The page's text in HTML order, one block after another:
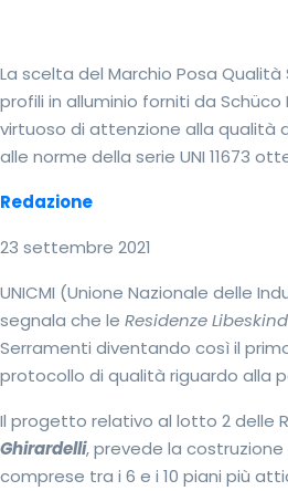
La scelta del Marchio Posa
profili in alluminio forniti da
virtuoso di attenzione alla qualità
alle norme della serie UNI 11673
Redazione
23 settembre 2021
UNICMI (Unione Nazionale delle
segnala che le Residenze
Serramenti diventando così il
protocollo di qualità riguardo alla
Il progetto relativo al lotto 2 delle
Ghirardelli, prevede la
comprese tra i 6 e i 10 piani più